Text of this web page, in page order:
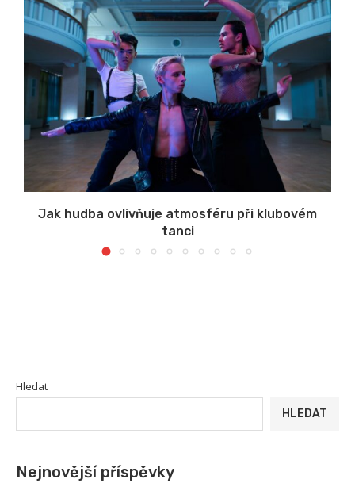
Jak hudba ovlivňuje atmosféru při klubovém
tanci
Hledat
HLEDAT
Nejnovější příspěvky